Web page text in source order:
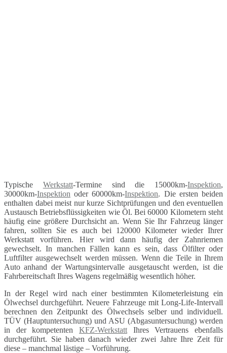
Typische Werkstatt-Termine sind die 15000km-Inspektion,
30000km-Inspektion oder 60000km-Inspektion. Die ersten beiden
enthalten dabei meist nur kurze Sichtprüfungen und den eventuellen
Austausch Betriebsflüssigkeiten wie Öl. Bei 60000 Kilometern steht
häufig eine größere Durchsicht an. Wenn Sie Ihr Fahrzeug länger
fahren, sollten Sie es auch bei 120000 Kilometer wieder Ihrer
Werkstatt vorführen. Hier wird dann häufig der Zahnriemen
gewechselt. In manchen Fällen kann es sein, dass Ölfilter oder
Luftfilter ausgewechselt werden müssen. Wenn die Teile in Ihrem
Auto anhand der Wartungsintervalle ausgetauscht werden, ist die
Fahrbereitschaft Ihres Wagens regelmäßig wesentlich höher.
In der Regel wird nach einer bestimmten Kilometerleistung ein
Ölwechsel durchgeführt. Neuere Fahrzeuge mit Long-Life-Intervall
berechnen den Zeitpunkt des Ölwechsels selber und individuell.
TÜV (Hauptuntersuchung) und ASU (Abgasuntersuchung) werden
in der kompetenten KFZ-Werkstatt Ihres Vertrauens ebenfalls
durchgeführt. Sie haben danach wieder zwei Jahre Ihre Zeit für
diese – manchmal lästige – Vorführung.